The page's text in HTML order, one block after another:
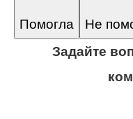
Помогла
Не
Задайте